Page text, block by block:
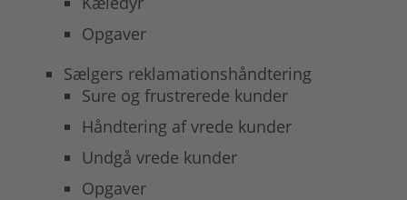
Opgaver
Sælgers reklamationshåndtering
Sure og frustrerede kunder
Håndtering af vrede kunder
Undgå vrede kunder
Opgaver